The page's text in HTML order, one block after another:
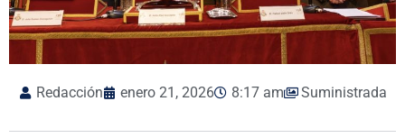
Redacción enero 21, 2026 8:17 am Suministrada